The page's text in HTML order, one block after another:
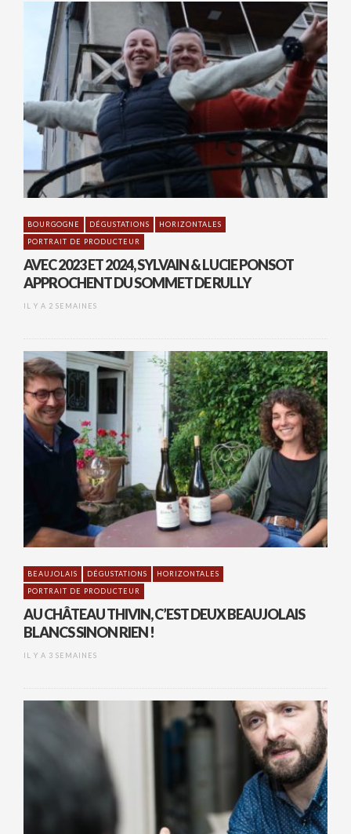
BOURGOGNE DÉGUSTATIONS
HORIZONTALES
PORTRAIT DE PRODUCTEUR
AVEC 2023 ET 2024, SYLVAIN & LUCIE PONSOT
APPROCHENT DU SOMMET DE RULLY
IL Y A 2 SEMAINES
BEAUJOLAIS DÉGUSTATIONS
HORIZONTALES
PORTRAIT DE PRODUCTEUR
AU CHÂTEAU THIVIN, C’EST DEUX BEAUJOLAIS
BLANCS SINON RIEN !
IL Y A 3 SEMAINES